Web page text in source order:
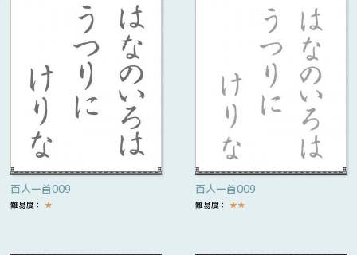
百人一首009
難易度： ★
百人一首009
難易度： ★★